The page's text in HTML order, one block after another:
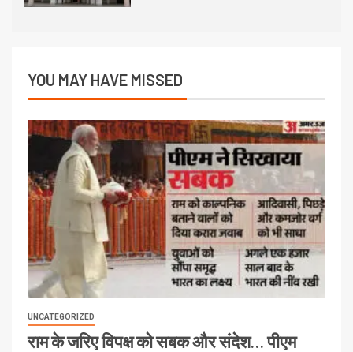
YOU MAY HAVE MISSED
UNCATEGORIZED
राम के जरिए विपक्ष को सबक और संदेश… पीएम